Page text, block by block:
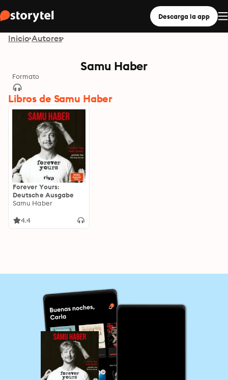
Descarga la app
Inicio Autores
Samu Haber
Formato
Libros de Samu Haber
Forever Yours:
Deutsche Ausgabe
Samu Haber
4.4